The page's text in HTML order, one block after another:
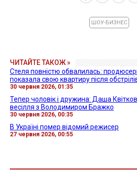
ШОУ-БИЗНЕС
ЧИТАЙТЕ ТАКОЖ »
Стеля повністю обвалилась:
показала свою квартиру після
30 червня 2026, 01:35
Тепер чоловік і дружина: Даша
весілля з Володимиром Бражко
30 червня 2026, 00:35
В Україні помер відомий режисер
27 червня 2026, 00:55